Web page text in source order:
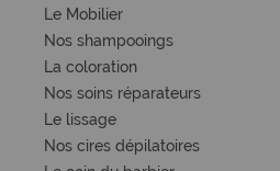
Le Mobilier
Nos shampooings
La coloration
Nos soins réparateurs
Le lissage
Nos cires dépilatoires